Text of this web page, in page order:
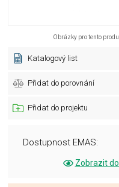
Obrázky pro tento
Katalogový list
Přidat do porovnání
Přidat do projektu
Dostupnost EMAS:
Zobrazit